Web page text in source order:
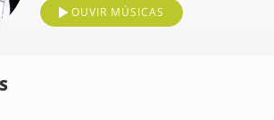
OUVIR MÚSICAS